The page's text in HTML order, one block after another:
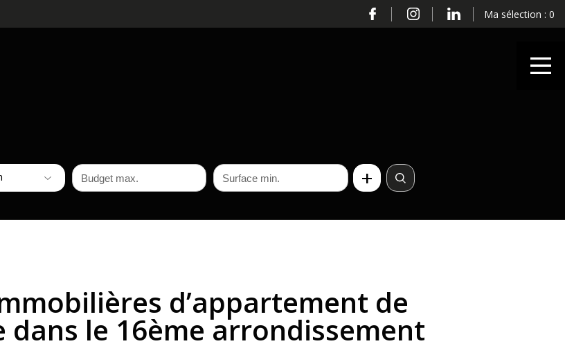
Ma sélection : 0
d’appartement de
dans le 16ème arrondissement